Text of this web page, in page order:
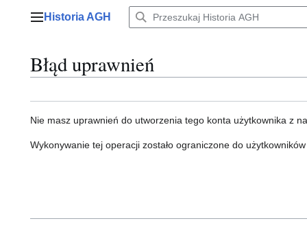
Menu główne
Historia AGH
Błąd uprawnień
Nie masz uprawnień do utworzenia tego konta użytkownika z
Wykonywanie tej operacji zostało ograniczone do